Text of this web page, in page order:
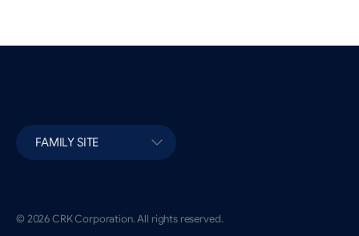
FAMILY SITE
© 2026 CRK Corporation. All rights reserved.